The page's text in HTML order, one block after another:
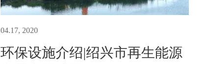
04.17, 2020
环保设施介绍|绍兴市再生能源